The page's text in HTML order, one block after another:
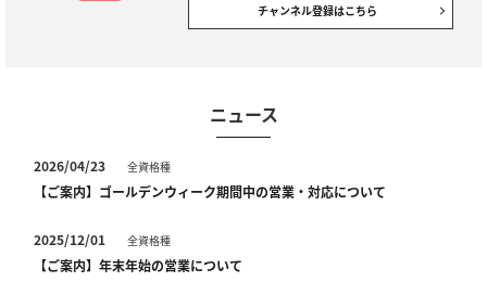
チャンネル登録はこちら
ニュース
2026/04/23 全資格種
【ご案内】ゴールデンウィーク期間中の営業・対応について
2025/12/01 全資格種
【ご案内】年末年始の営業について